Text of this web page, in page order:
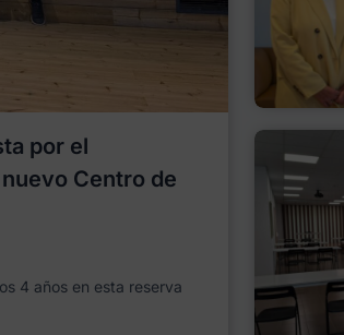
por el
Centro de
4 años en esta reserva